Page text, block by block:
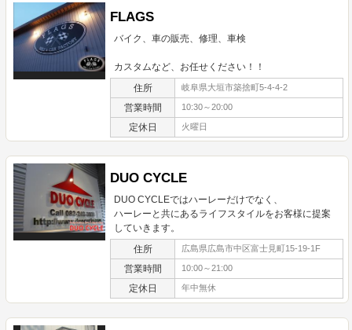
FLAGS
バイク、車の販売、修理、車検
カスタムなど、お任せください！！
住所 岐阜県大垣市築捨町5-4-4-2
営業時間 10:30～20:00
定休日 火曜日
DUO CYCLE
DUO CYCLEではハーレーだけでなく、
ハーレーと共にあるライフスタイルをお客様に提案
していきます。
住所 広島県広島市中区富士見町15-19-1F
営業時間 10:00～21:00
定休日 年中無休